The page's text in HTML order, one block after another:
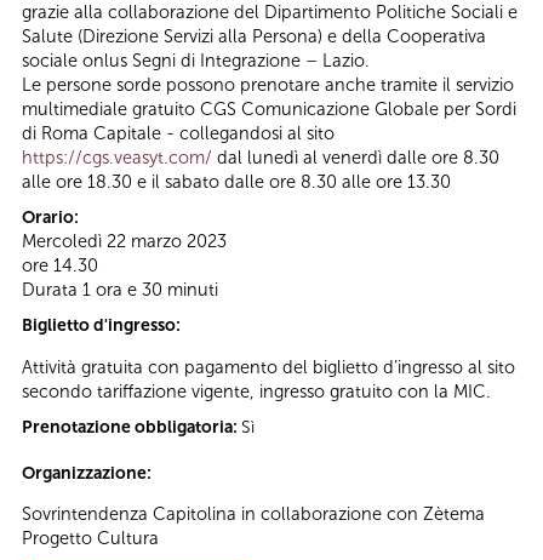
grazie alla collaborazione del Dipartimento Politiche Sociali e
Salute (Direzione Servizi alla Persona) e della Cooperativa
sociale onlus Segni di Integrazione – Lazio.
Le persone sorde possono prenotare anche tramite il servizio
multimediale gratuito CGS Comunicazione Globale per Sordi
di Roma Capitale - collegandosi al sito
https://cgs.veasyt.com/ dal lunedì al venerdì dalle ore 8.30
alle ore 18.30 e il sabato dalle ore 8.30 alle ore 13.30
Orario:
Mercoledì 22 marzo 2023
ore 14.30
Durata 1 ora e 30 minuti
Biglietto d'ingresso:
Attività gratuita con pagamento del biglietto d’ingresso al sito
secondo tariffazione vigente, ingresso gratuito con la MIC.
Prenotazione obbligatoria: Sì
Organizzazione:
Sovrintendenza Capitolina in collaborazione con Zètema
Progetto Cultura